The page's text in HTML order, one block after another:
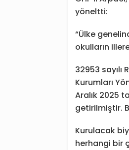
yöneltti:
“Ülke
okulların
32953 sayılı
Kurumları
Aralık 2025
getirilmiştir.
Kurulacak
herhangi bir